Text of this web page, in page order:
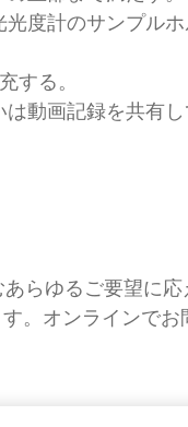
度計のサンプル
する。
動画記録を共有し
らゆるご要望に応
。オンラインでお